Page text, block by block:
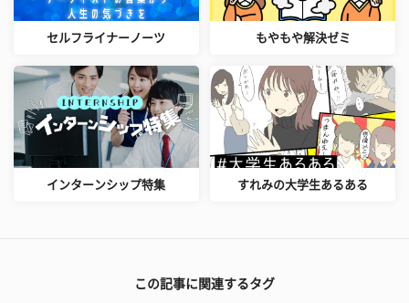
セルフライナーノーツ もやもや解決ゼミ
インターンシップ特集 すれみの大学生あるある
この記事に関連するタグ